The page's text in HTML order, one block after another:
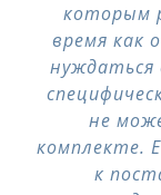
которым
время как
нуждаться
не
комплекте.
к